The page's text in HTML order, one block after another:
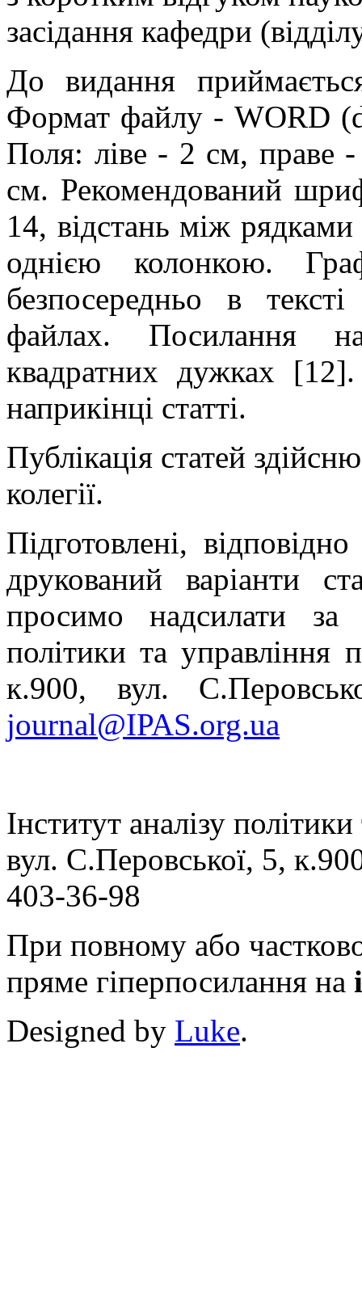
засідання кафедри
До видання
Формат файлу - WORD
Поля: ліве - 2 см,
см. Рекомендований
14, відстань між
однією колонкою.
безпосередньо в
файлах. Посилання
квадратних дужках [12].
наприкінці статті.
Публікація статей
колегії.
Підготовлені,
друкований варіанти
просимо надсилати за
політики та
к.900, вул.
journal@IPAS.org.ua
Інститут аналізу
вул. С.Перовської, 5,
403-36-98
При повному або
пряме гіперпосилання на
Designed by Luke.